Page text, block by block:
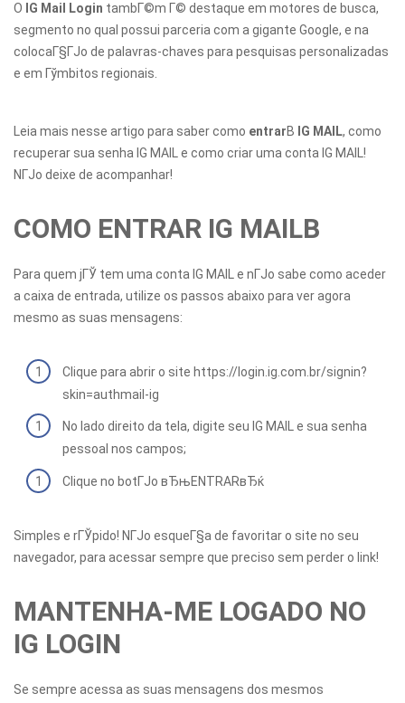
O IG Mail Login tambГ©m Г© destaque em motores de busca,
segmento no qual possui parceria com a gigante Google, e na
colocaГ§ГЈo de palavras-chaves para pesquisas personalizadas
e em Гўmbitos regionais.
Leia mais nesse artigo para saber como entrarВ IG MAIL, como
recuperar sua senha IG MAIL e como criar uma conta IG MAIL!
NГЈo deixe de acompanhar!
COMO ENTRAR IG MAILВ
Para quem jГЎ tem uma conta IG MAIL e nГЈo sabe como aceder
a caixa de entrada, utilize os passos abaixo para ver agora
mesmo as suas mensagens:
Clique para abrir o site https://login.ig.com.br/signin?
skin=authmail-ig
No lado direito da tela, digite seu IG MAIL e sua senha
pessoal nos campos;
Clique no botГЈo вЂњENTRARвЂќ
Simples e rГЎpido! NГЈo esqueГ§a de favoritar o site no seu
navegador, para acessar sempre que preciso sem perder o link!
MANTENHA-ME LOGADO NO
IG LOGIN
Se sempre acessa as suas mensagens dos mesmos